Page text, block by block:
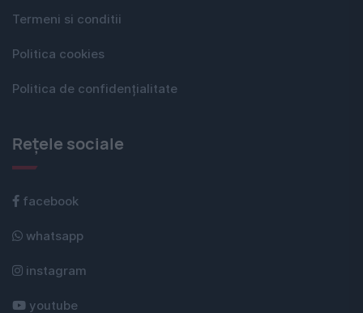
Termeni si conditii
Politica cookies
Politica de confidențialitate
Rețele sociale
facebook
whatsapp
instagram
youtube